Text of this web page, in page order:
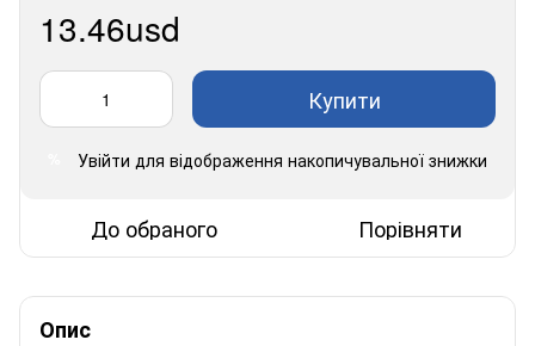
13.46usd
Купити
Увійти для відображення накопичувальної знижки
До обраного Порівняти
Опис